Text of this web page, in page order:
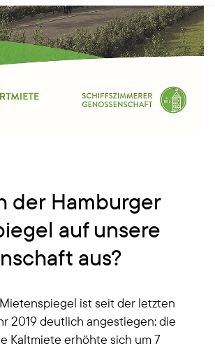
der Hamburger
auf unsere
aus?
ist seit der letzten
2019 deutlich angestiegen: die
Kaltmiete erhöhte sich um 7